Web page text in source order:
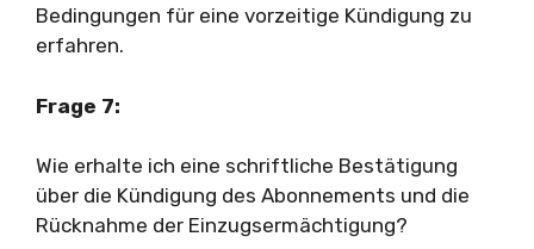
Bedingungen für eine vorzeitige Kündigung zu
erfahren.
Frage 7:
Wie erhalte ich eine schriftliche Bestätigung
über die Kündigung des Abonnements und die
Rücknahme der Einzugsermächtigung?